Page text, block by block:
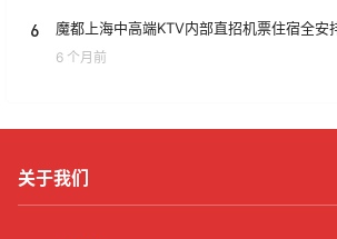
6 魔都上海中高端KTV内部直招机票住宿全安
6 个月前
关于我们